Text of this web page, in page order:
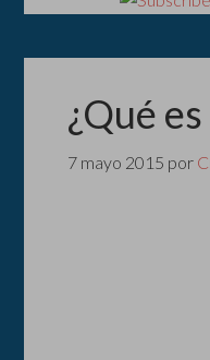
¿Qué
7 mayo 2015 por